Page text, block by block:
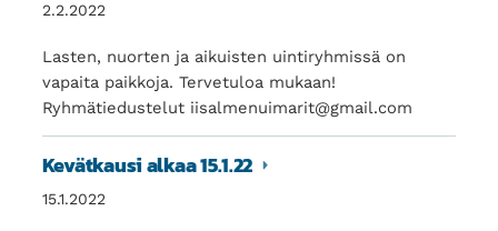
2.2.2022
Lasten, nuorten ja aikuisten uintiryhmissä on
vapaita paikkoja. Tervetuloa mukaan!
Ryhmätiedustelut iisalmenuimarit@gmail.com
Kevätkausi alkaa 15.1.22
15.1.2022